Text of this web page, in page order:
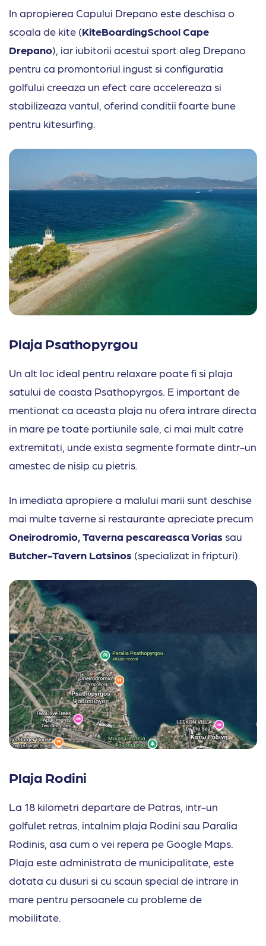
In apropierea Capului Drepano este deschisa o
scoala de kite (KiteBoardingSchool Cape
Drepano), iar iubitorii acestui sport aleg Drepano
pentru ca promontoriul ingust si configuratia
golfului creeaza un efect care accelereaza si
stabilizeaza vantul, oferind conditii foarte bune
pentru kitesurfing.
Plaja Psathopyrgou
Un alt loc ideal pentru relaxare poate fi si plaja
satului de coasta Psathopyrgos. E important de
mentionat ca aceasta plaja nu ofera intrare directa
in mare pe toate portiunile sale, ci mai mult catre
extremitati, unde exista segmente formate dintr-un
amestec de nisip cu pietris.
In imediata apropiere a malului marii sunt deschise
mai multe taverne si restaurante apreciate precum
Oneirodromio, Taverna pescareasca Vorias sau
Butcher-Tavern Latsinos (specializat in fripturi).
Plaja Rodini
La 18 kilometri departare de Patras, intr-un
golfulet retras, intalnim plaja Rodini sau Paralia
Rodinis, asa cum o vei repera pe Google Maps.
Plaja este administrata de municipalitate, este
dotata cu dusuri si cu scaun special de intrare in
mare pentru persoanele cu probleme de
mobilitate.